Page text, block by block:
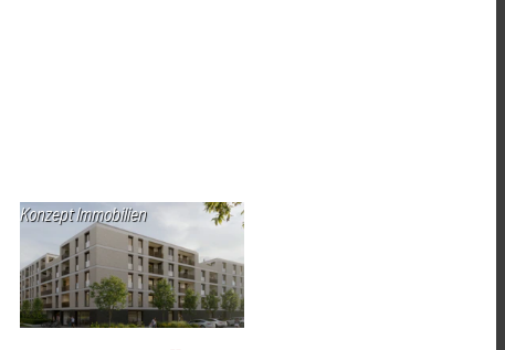
Konzept Immobilien